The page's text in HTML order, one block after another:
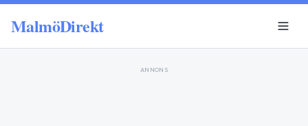
MalmöDirekt
ANNONS